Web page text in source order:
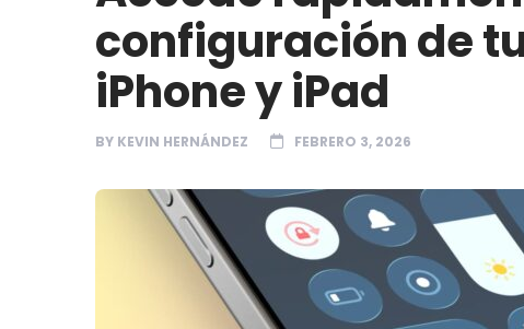
configuración de
iPhone y iPad
BY KEVIN HERNÁNDEZ FEBRERO 3, 2026